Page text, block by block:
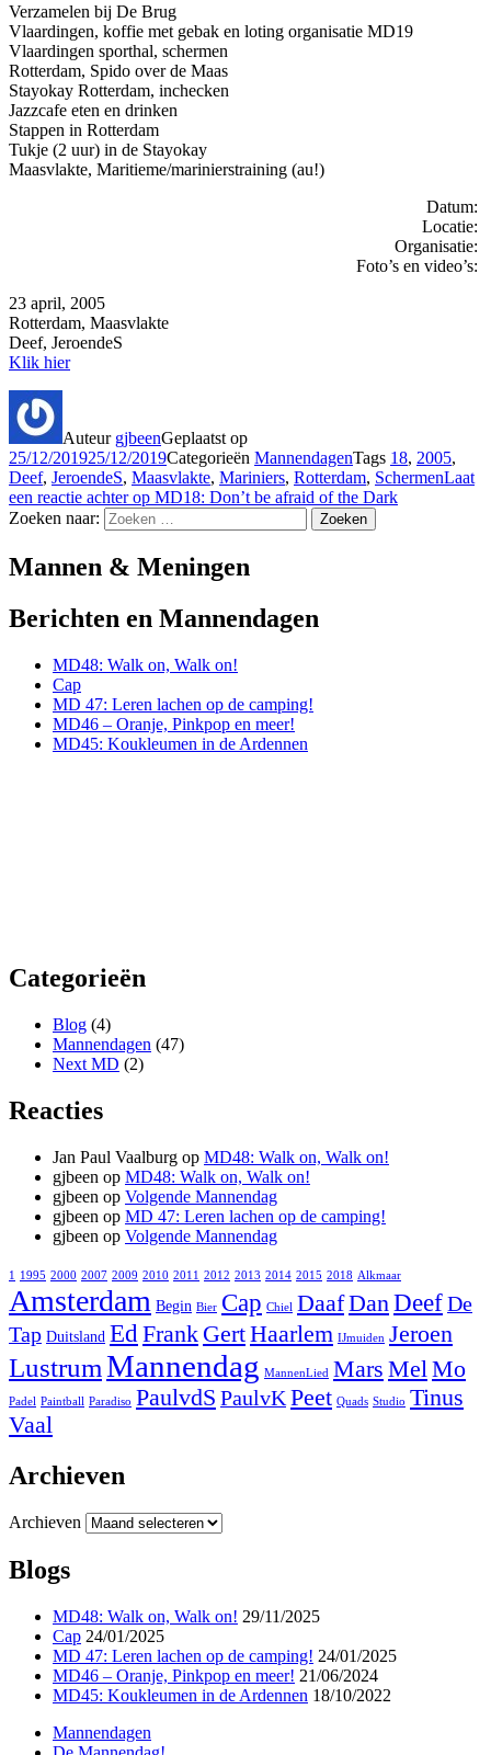
Verzamelen bij De Brug
Vlaardingen, koffie met gebak en loting organisatie MD19
Vlaardingen sporthal, schermen
Rotterdam, Spido over de Maas
Stayokay Rotterdam, inchecken
Jazzcafe eten en drinken
Stappen in Rotterdam
Tukje (2 uur) in de Stayokay
Maasvlakte, Maritieme/marinierstraining (au!)
Datum:
Locatie:
Organisatie:
Foto’s en video’s:
23 april, 2005
Rotterdam, Maasvlakte
Deef, JeroendeS
Klik hier
Auteur gjbeenGeplaatst op
25/12/201925/12/2019Categorieën MannendagenTags 18, 2005,
Deef, JeroendeS, Maasvlakte, Mariniers, Rotterdam, SchermenLaat
een reactie achterop MD18: Don’t be afraid of the Dark
Zoeken naar:
Zoeken
Mannen & Meningen
Berichten en Mannendagen
MD48: Walk on, Walk on!
Cap
MD 47: Leren lachen op de camping!
MD46 – Oranje, Pinkpop en meer!
MD45: Koukleumen in de Ardennen
Categorieën
Blog (4)
Mannendagen (47)
Next MD (2)
Reacties
Jan Paul Vaalburg op MD48: Walk on, Walk on!
gjbeen op MD48: Walk on, Walk on!
gjbeen op Volgende Mannendag
gjbeen op MD 47: Leren lachen op de camping!
gjbeen op Volgende Mannendag
1 1995 2000 2007 2009 2010 2011 2012 2013 2014 2015 2018 Alkmaar
Amsterdam Begin Bier Cap Chiel DaafDanDeefDe
Tap Duitsland Ed Frank GertHaarlem IJmuiden Jeroen
LustrumMannendag MannenLied Mars MelMo
Padel Paintball Paradiso PaulvdS PaulvKPeet Quads Studio Tinus
Vaal
Archieven
Archieven
Blogs
MD48: Walk on, Walk on! 29/11/2025
Cap 24/01/2025
MD 47: Leren lachen op de camping! 24/01/2025
MD46 – Oranje, Pinkpop en meer! 21/06/2024
MD45: Koukleumen in de Ardennen 18/10/2022
Mannendagen